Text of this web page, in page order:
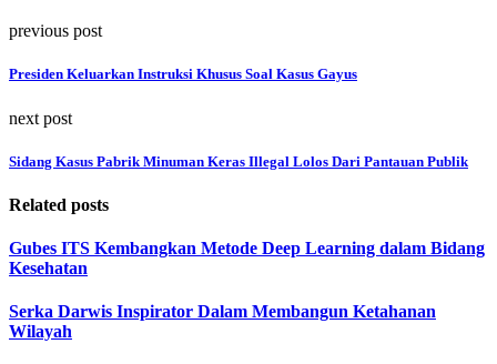
previous post
Presiden Keluarkan Instruksi Khusus Soal Kasus Gayus
next post
Sidang Kasus Pabrik Minuman Keras Illegal Lolos Dari Pantauan Publik
Related posts
Gubes ITS Kembangkan Metode Deep Learning dalam Bidang
Kesehatan
Serka Darwis Inspirator Dalam Membangun Ketahanan
Wilayah